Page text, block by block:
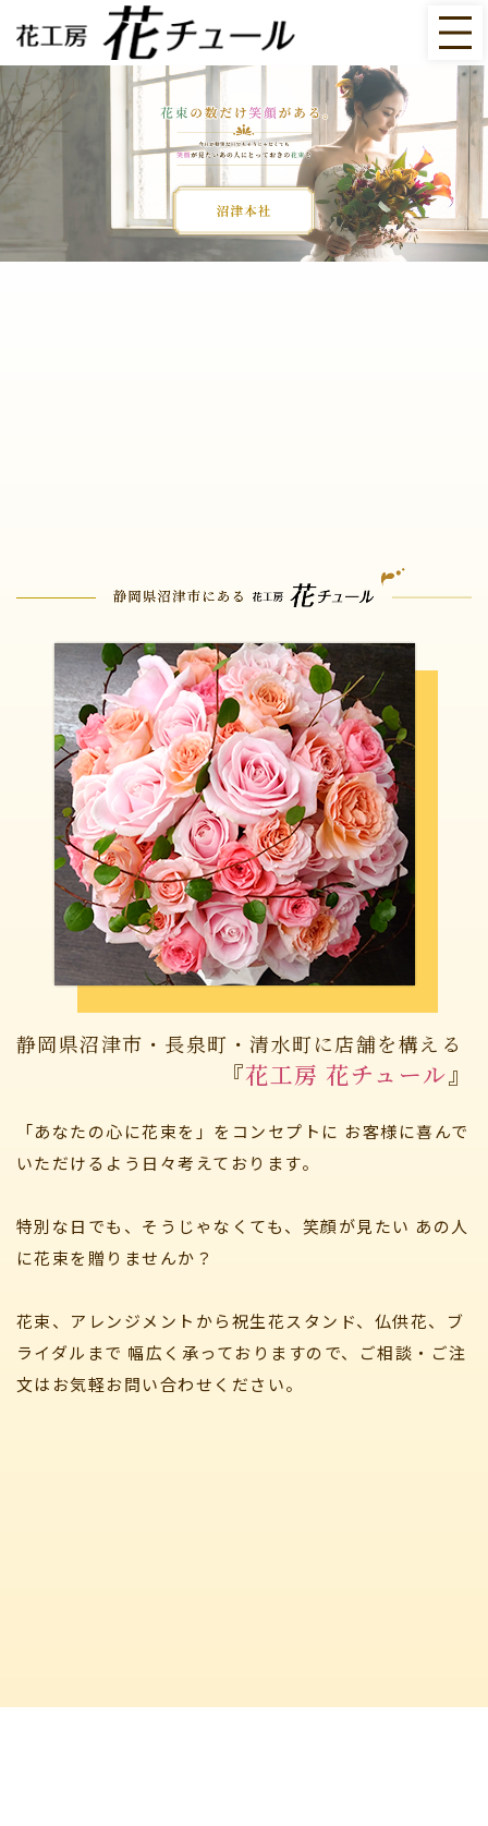
静岡県沼津市・長泉町・清水町に店舗を構える
『花工房 花チュール』
「あなたの心に花束を」をコンセプトに お客様に喜んで
いただけるよう日々考えております。
特別な日でも、そうじゃなくても、笑顔が見たい あの人
に花束を贈りませんか？
花束、アレンジメントから祝生花スタンド、仏供花、ブ
ライダルまで 幅広く承っておりますので、ご相談・ご注
文はお気軽お問い合わせください。